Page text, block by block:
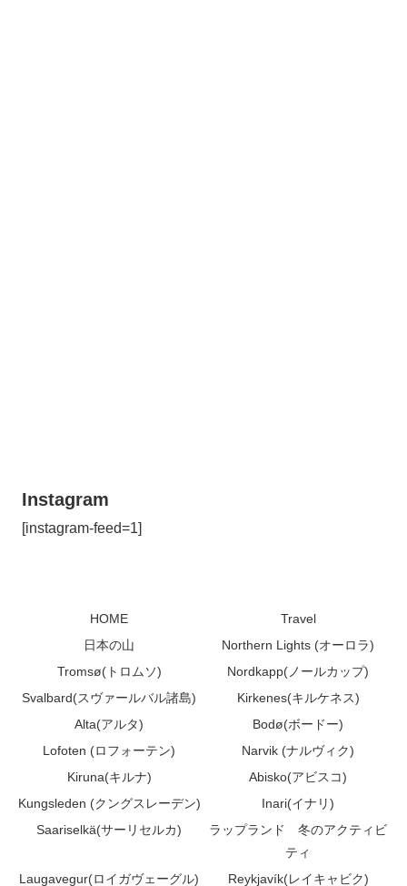
Instagram
[instagram-feed=1]
HOME
Travel
日本の山
Northern Lights (オーロラ)
Tromsø(トロムソ)
Nordkapp(ノールカップ)
Svalbard(スヴァールバル諸島)
Kirkenes(キルケネス)
Alta(アルタ)
Bodø(ボードー)
Lofoten (ロフォーテン)
Narvik (ナルヴィク)
Kiruna(キルナ)
Abisko(アビスコ)
Kungsleden (クングスレーデン)
Inari(イナリ)
Saariselkä(サーリセルカ)
ラップランド 冬のアクティビ
ティ
Laugavegur(ロイガヴェーグル)
Reykjavík(レイキャビク)